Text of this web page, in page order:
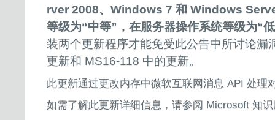
rver 2008、Windows 7 和 Windows
等级为“中等”，在服务器操作系统等级为“
装两个更新程序才能免受此公告中所讨论漏
更新和 MS16-118 中的更新。
此更新通过更改内存中微软互联网消息 API 处理
如需了解此更新详细信息，请参阅 Microsoft 知